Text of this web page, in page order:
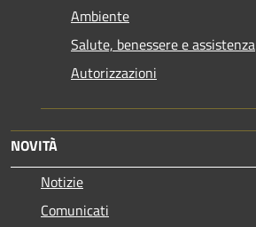
Ambiente
Salute, benessere e assistenza
Autorizzazioni
NOVITÀ
Notizie
Comunicati